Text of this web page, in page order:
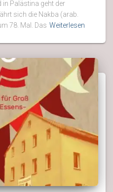
in Palästina geht der
sich die Nakba (arab.
78. Mal. Das Weiterlesen